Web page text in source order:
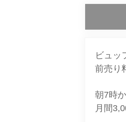
ビュッ
前売り
朝7時
月間